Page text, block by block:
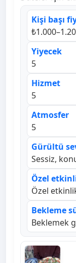
Kişi başı
Yiyecek
5
Hizmet
5
Atmosfer
5
Gürültü
Sessiz,
Özel
Özel
Bekleme
Beklemek